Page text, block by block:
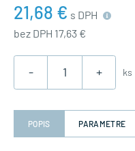
21,68 € s DPH
bez DPH 17,63 €
- + ks
POPIS PARAMETRE